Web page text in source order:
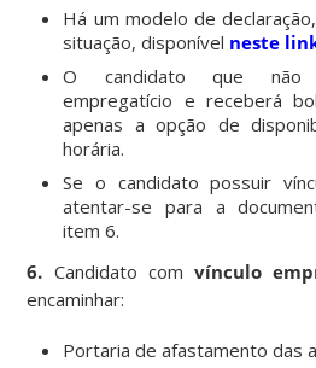
Há um modelo de
situação, disponível neste
O candidato que não
empregatício e receberá
apenas a opção de
horária.
Se o candidato possuir
atentar-se para a
item 6.
6. Candidato com vínculo
encaminhar:
Portaria de afastamento das